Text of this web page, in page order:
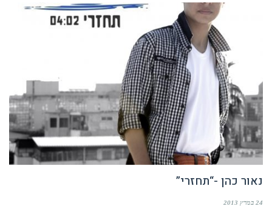
נאור כהן -“תחזרי”
24 במרץ 2013